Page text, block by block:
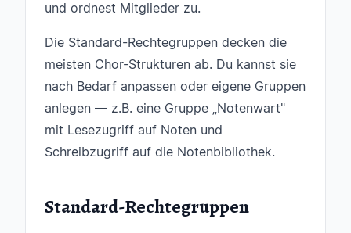
und ordnest Mitglieder zu.
Die Standard-Rechtegruppen decken die
meisten Chor-Strukturen ab. Du kannst sie
nach Bedarf anpassen oder eigene Gruppen
anlegen — z.B. eine Gruppe „Notenwart"
mit Lesezugriff auf Noten und
Schreibzugriff auf die Notenbibliothek.
Standard-Rechtegruppen